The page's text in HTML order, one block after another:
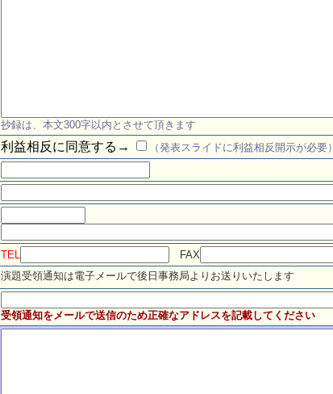
抄録は、本文300字以内とさせて頂きます
利益相反に同意する→ （発表スライドに利益相反開示が必要）
TEL FAX
演題受領通知は電子メールで後日事務局よりお送りいたします
受領通知をメールで送信のため正確なアドレスを記載してください